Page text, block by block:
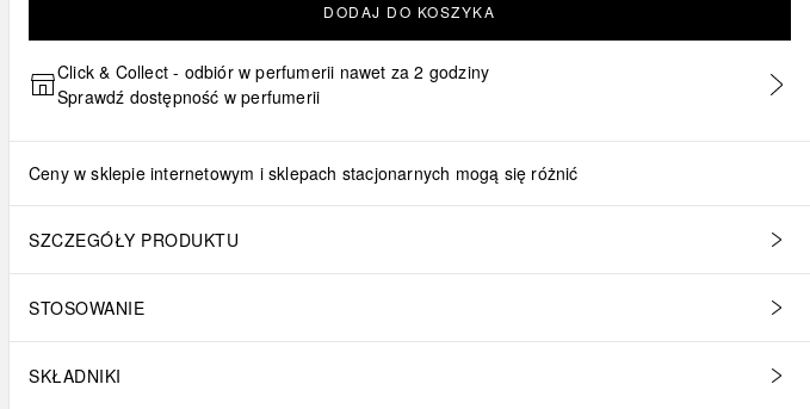
DODAJ DO KOSZYKA
Click & Collect - odbiór w perfumerii nawet za 2 godziny
Sprawdź dostępność w perfumerii
Ceny w sklepie internetowym i sklepach stacjonarnych mogą się różnić
SZCZEGÓŁY PRODUKTU
STOSOWANIE
SKŁADNIKI